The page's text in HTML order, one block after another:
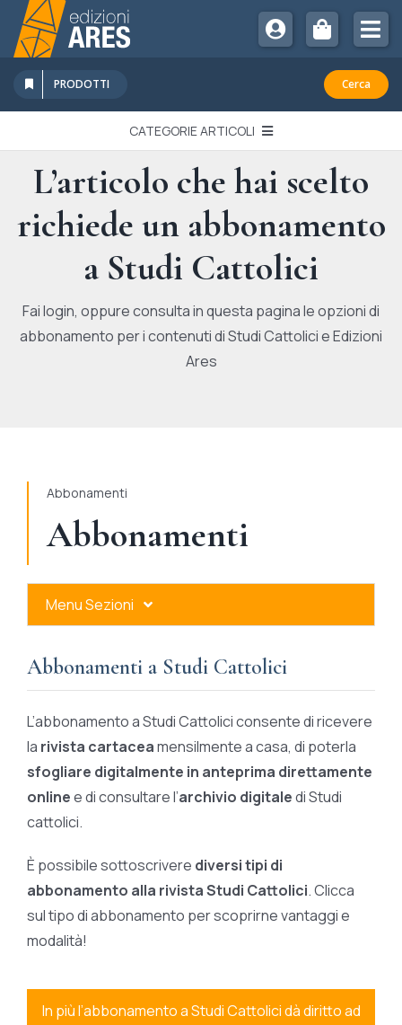
Salta
contenuto
Chi Siamo
Sostienici
Abbonamenti
Promozioni
Newsletter
PRODOTTI Cerca
CATEGORIE ARTICOLI
EDITORIALI
IN QUESTO NUMERO
RECENSIONI
L’articolo che hai scelto
richiede un abbonamento
a Studi Cattolici
Fai login, oppure consulta in questa pagina le opzioni di
abbonamento per i contenuti di Studi Cattolici e Edizioni
Ares
Abbonamenti
Abbonamenti
Menu Sezioni
Ares Gold
Ares Digital
Ares Gift Card
Abbonamenti a Studi Cattolici
L’abbonamento a Studi Cattolici consente di ricevere
la rivista cartaceamensilmente a casa, di poterla
sfogliare digitalmente in anteprima direttamente
onlinee di consultare l’archivio digitaledi Studi
cattolici.
È possibile sottoscrivere diversi tipi di
abbonamento alla rivista Studi Cattolici. Clicca
sul tipo di abbonamento per scoprirne vantaggi e
modalità!
In più l’abbonamento a Studi Cattolici dà diritto ad